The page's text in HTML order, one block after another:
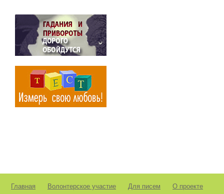
Главная Волонтерское участие Для писем О проекте